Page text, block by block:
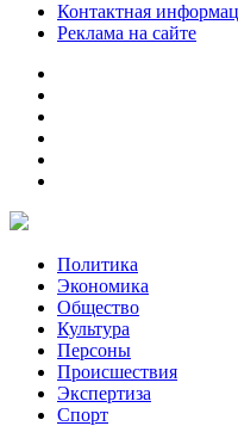
Контактная
Реклама на сайте
Политика
Экономика
Общество
Культура
Персоны
Происшествия
Экспертиза
Спорт